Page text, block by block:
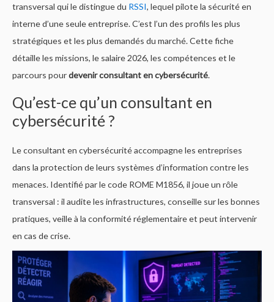
transversal qui le distingue du RSSI, lequel pilote la sécurité en
interne d’une seule entreprise. C’est l’un des profils les plus
stratégiques et les plus demandés du marché. Cette fiche
détaille les missions, le salaire 2026, les compétences et le
parcours pourdevenir consultant en cybersécurité.
Qu’est-ce qu’un consultant en
cybersécurité ?
Le consultant en cybersécurité accompagne les entreprises
dans la protection de leurs systèmes d’information contre les
menaces. Identifié par le code ROME M1856, il joue un rôle
transversal : il audite les infrastructures, conseille sur les bonnes
pratiques, veille à la conformité réglementaire et peut intervenir
en cas de crise.